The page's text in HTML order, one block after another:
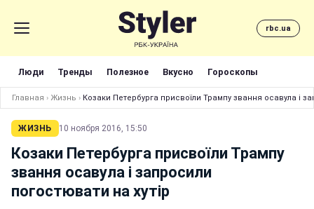
rbc.ua
Люди Тренды Полезное Вкусно Гороскопы
Главная › Жизнь › Козаки Петербурга присвоїли Трампу звання осавула і
ЖИЗНЬ 10 ноября 2016, 15:50
Козаки Петербурга присвоїли Трампу
звання осавула і запросили
погостювати на хутір